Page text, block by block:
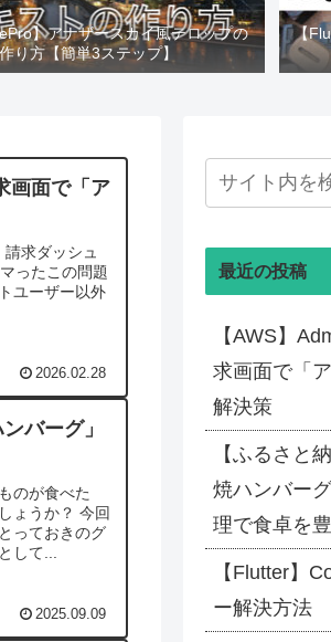
】アナザースカイ風テロップの
作り方【簡単3ステップ】
【
画面で「ア
求ダッシュ
ったこの問題
ユーザー以外
2026.02.28
バーグ」
のが食べた
ょうか？ 今回
っておきのグ
して...
2025.09.09
最近の投稿
【AWS】
求画面で「
解決策
【ふるさと
焼ハンバー
理で食卓を
【Flutter】
ー解決方法